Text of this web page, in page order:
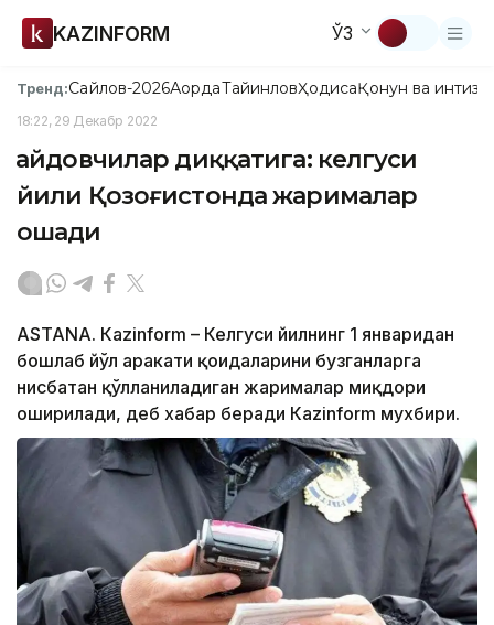
KAZINFORM ЎЗ
Тренд:Сайлов-2026АқордаТайинловҲодисаҚонун ва
18:22, 29 Декабр 2022
Ҳайдовчилар диққатига: келгуси
йили Қозоғистонда жарималар
ошади
ASTANА. Кazinform – Келгуси йилнинг 1 январидан
бошлаб йўл ҳаракати қоидаларини бузганларга
нисбатан қўлланиладиган жарималар миқдори
оширилади, деб хабар беради Кazinform мухбири.